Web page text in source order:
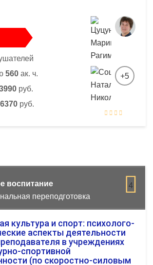
560 ак. ч.
руб.
6370 руб.
+5
4
воспитание
переподготовка
культура и спорт: психолого-
аспекты деятельности
в учреждениях
спортивной
(по скоростно-силовым